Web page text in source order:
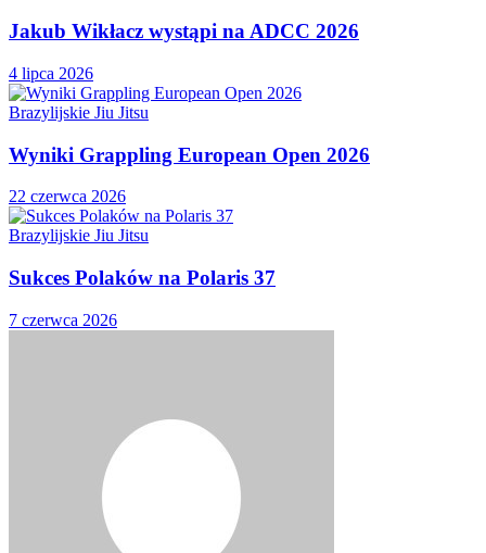
Jakub Wikłacz wystąpi na ADCC 2026
4 lipca 2026
Brazylijskie Jiu Jitsu
Wyniki Grappling European Open 2026
22 czerwca 2026
Brazylijskie Jiu Jitsu
Sukces Polaków na Polaris 37
7 czerwca 2026